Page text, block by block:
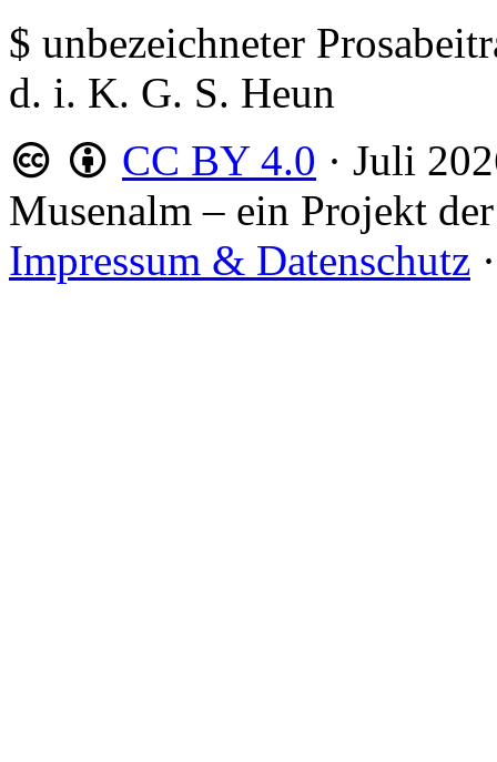
$ unbezeichneter
d. i. K. G. S. Heun
CC BY 4.0 · Juli
Musenalm – ein Projekt der
Impressum & Datenschutz ·